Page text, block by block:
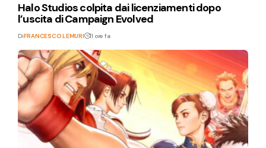
Halo Studios colpita dai licenziamenti dopo
l’uscita di Campaign Evolved
DiFRANCESCO LEMURI 11 ore fa